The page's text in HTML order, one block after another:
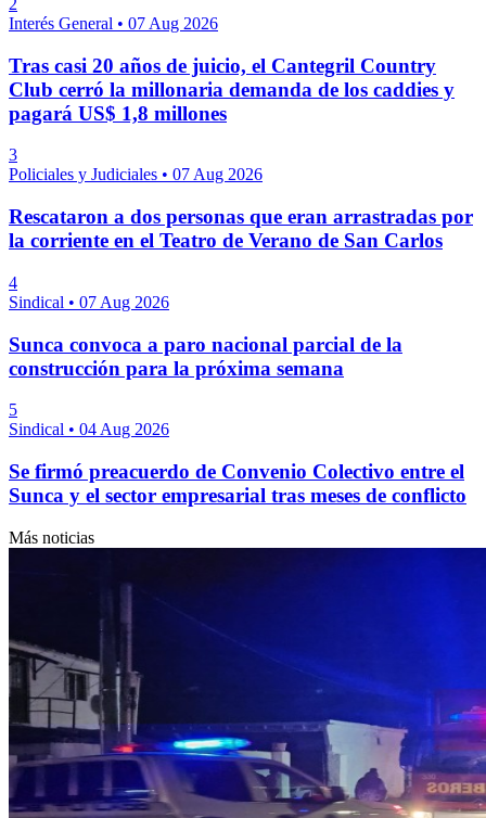
2
Interés General • 07 Aug 2026
Tras casi 20 años de juicio, el Cantegril Country
Club cerró la millonaria demanda de los caddies y
pagará US$ 1,8 millones
3
Policiales y Judiciales • 07 Aug 2026
Rescataron a dos personas que eran arrastradas por
la corriente en el Teatro de Verano de San Carlos
4
Sindical • 07 Aug 2026
Sunca convoca a paro nacional parcial de la
construcción para la próxima semana
5
Sindical • 04 Aug 2026
Se firmó preacuerdo de Convenio Colectivo entre el
Sunca y el sector empresarial tras meses de conflicto
Más noticias